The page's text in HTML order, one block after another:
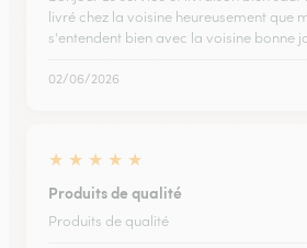
livré chez la voisine heureusement que
s'entendent bien avec la voisine bonne
02/06/2026
★ ★ ★ ★ ★
Produits de qualité
Produits de qualité